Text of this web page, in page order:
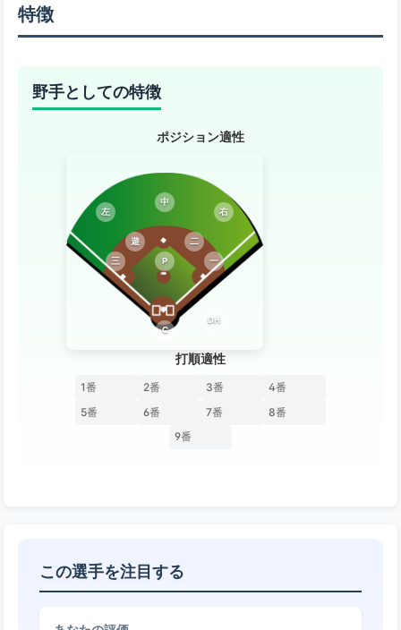
特徴
野手としての特徴
ポジション適性
P
C
一
二
三
遊
左
中
右
DH
打順適性
1番 2番 3番
4番
5番
6番 7番
8番
9番
この選手を注目する